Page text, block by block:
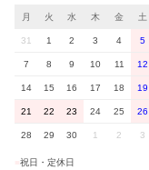
月 火 水 木 金 土
31 1 2 3 4 5
7 8 9 10 11 12
14 15 16 17 18 19
21 22 23 24 25 26
28 29 30 1 2 3
祝日・定休日